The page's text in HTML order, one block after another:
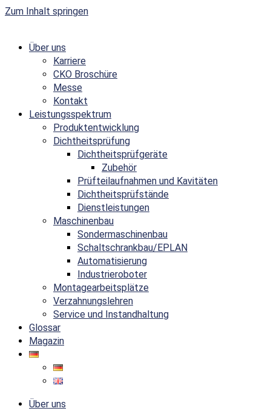
Zum Inhalt springen
Über uns
Karriere
CKO Broschüre
Messe
Kontakt
Leistungsspektrum
Produktentwicklung
Dichtheitsprüfung
Dichtheitsprüfgeräte
Zubehör
Prüfteilaufnahmen und Kavitäten
Dichtheitsprüfstände
Dienstleistungen
Maschinenbau
Sondermaschinenbau
Schaltschrankbau/EPLAN
Automatisierung
Industrieroboter
Montagearbeitsplätze
Verzahnungslehren
Service und Instandhaltung
Glossar
Magazin
Über uns